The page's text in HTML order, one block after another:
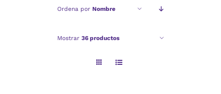
Ordena por Nombre
Mostrar 36 productos